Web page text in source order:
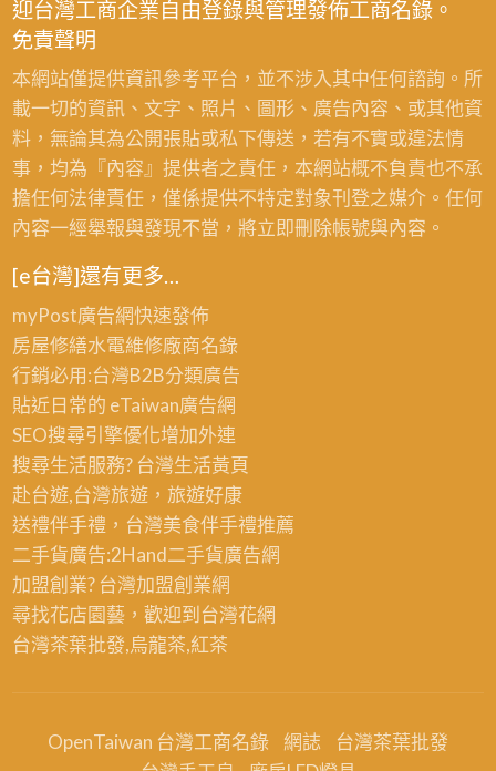
迎台灣工商企業自由登錄與管理發佈工商名錄。
免責聲明
本網站僅提供資訊參考平台，並不涉入其中任何諮詢。所
載一切的資訊、文字、照片、圖形、廣告內容、或其他資
料，無論其為公開張貼或私下傳送，若有不實或違法情
事，均為『內容』提供者之責任，本網站概不負責也不承
擔任何法律責任，僅係提供不特定對象刊登之媒介。任何
內容一經舉報與發現不當，將立即刪除帳號與內容。
[e台灣]還有更多…
myPost廣告網快速發佈
房屋修繕水電維修廠商名錄
行銷必用:台灣B2B分類廣告
貼近日常的 eTaiwan廣告網
SEO搜尋引擎優化增加外連
搜尋生活服務? 台灣生活黃頁
赴台遊,台灣旅遊，旅遊好康
送禮伴手禮，台灣美食伴手禮推薦
二手貨廣告:2Hand二手貨廣告網
加盟創業? 台灣加盟創業網
尋找花店園藝，歡迎到 台灣花網
台灣茶葉批發,烏龍茶,紅茶
OpenTaiwan 台灣工商名錄 網誌
台灣茶葉批發